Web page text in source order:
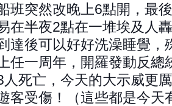
班突然改晚上6點開，最
在半夜2點在一堆埃及人
達後可以好好洗澡睡覺
任一周年，開羅發動反總
死亡，今天的大示威更
客受傷！（這些都是今